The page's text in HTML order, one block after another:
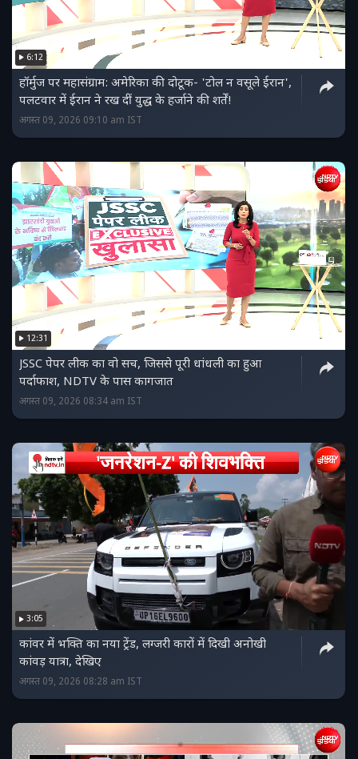
6:12
हॉर्मुज पर महासंग्राम: अमेरिका की दोटूक- 'टोल न वसूले ईरान',
पलटवार में ईरान ने रख दीं युद्ध के हर्जाने की शर्तें!
अगस्त 09, 2026 09:10 am IST
12:31
JSSC पेपर लीक का वो सच, जिससे पूरी धांधली का हुआ
पर्दाफाश, NDTV के पास कागजात
अगस्त 09, 2026 08:34 am IST
3:05
कांवर में भक्ति का नया ट्रेंड, लग्जरी कारों में दिखी अनोखी
कांवड़ यात्रा, देखिए
अगस्त 09, 2026 08:28 am IST